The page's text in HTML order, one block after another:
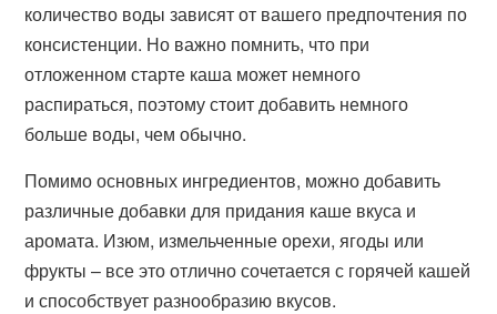
количество воды зависят от вашего предпочтения по
консистенции. Но важно помнить, что при
отложенном старте каша может немного
распираться, поэтому стоит добавить немного
больше воды, чем обычно.
Помимо основных ингредиентов, можно добавить
различные добавки для придания каше вкуса и
аромата. Изюм, измельченные орехи, ягоды или
фрукты – все это отлично сочетается с горячей кашей
и способствует разнообразию вкусов.